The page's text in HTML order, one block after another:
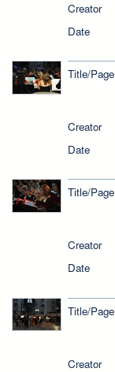
Creator
Date
Title/Page
Creator
Date
Title/Page
Creator
Date
Title/Page
Creator